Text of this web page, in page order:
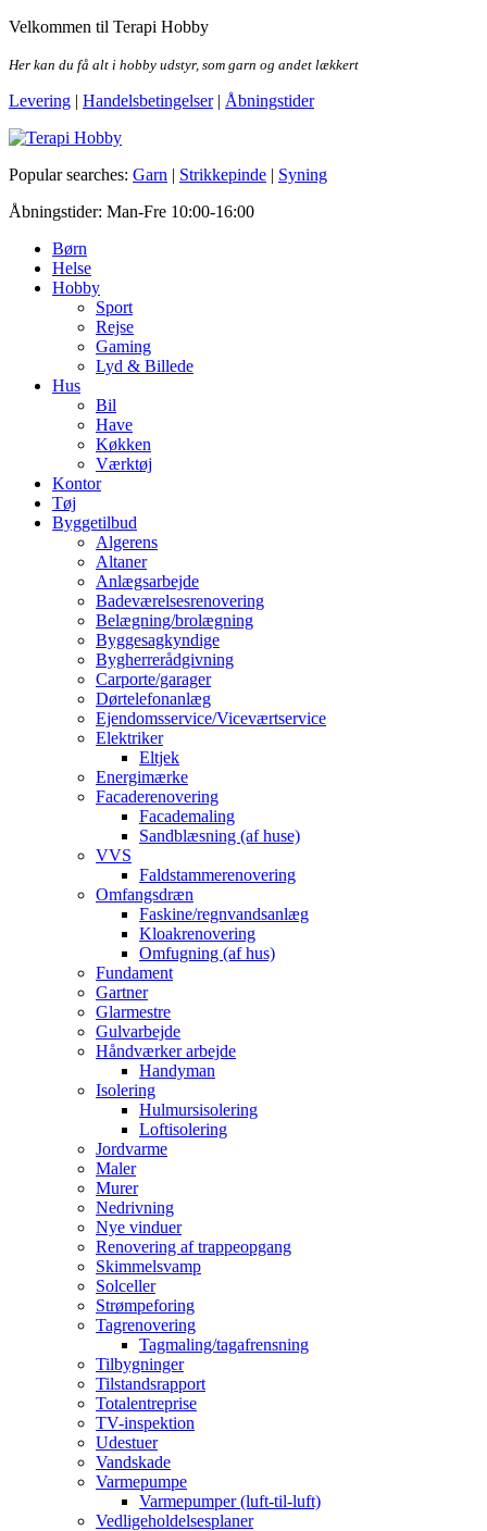
Skip
the
Velkommen til Terapi Hobby
Her kan du få alt i hobby udstyr, som garn og andet lækkert
Levering | Handelsbetingelser| Åbningstider
Terapi Hobby
Popular searches: Garn | Strikkepinde | Syning
Åbningstider: Man-Fre 10:00-16:00
Børn
Helse
Hobby
Sport
Rejse
Gaming
Lyd & Billede
Hus
Bil
Have
Køkken
Værktøj
Kontor
Tøj
Byggetilbud
Algerens
Altaner
Anlægsarbejde
Badeværelsesrenovering
Belægning/brolægning
Byggesagkyndige
Bygherrerådgivning
Carporte/garager
Dørtelefonanlæg
Ejendomsservice/Viceværtservice
Elektriker
Eltjek
Energimærke
Facaderenovering
Facademaling
Sandblæsning (af huse)
VVS
Faldstammerenovering
Omfangsdræn
Faskine/regnvandsanlæg
Kloakrenovering
Omfugning (af hus)
Fundament
Gartner
Glarmestre
Gulvarbejde
Håndværker arbejde
Handyman
Isolering
Hulmursisolering
Loftisolering
Jordvarme
Maler
Murer
Nedrivning
Nye vinduer
Renovering af trappeopgang
Skimmelsvamp
Solceller
Strømpeforing
Tagrenovering
Tagmaling/tagafrensning
Tilbygninger
Tilstandsrapport
Totalentreprise
TV-inspektion
Udestuer
Vandskade
Varmepumpe
Varmepumper (luft-til-luft)
Vedligeholdelsesplaner